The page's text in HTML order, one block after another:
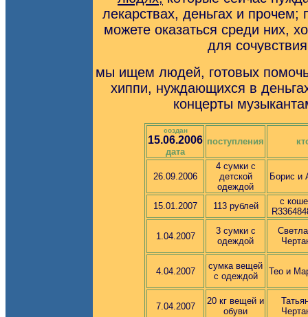
лекарствах, деньгах и прочем;
можете оказаться среди них,
для
мы ищем людей, готовых
хиппи, нуждающихся в
концерты
создан
15.06.2006
дата
поступления
26.09.2006
4 сумки с
детской
одеждой
Борис и
15.01.2007 113 рублей
с
1.04.2007
3 сумки с
одеждой
4.04.2007
сумка вещей
с одеждой
Тео и
7.04.2007
20 кг вещей и
обуви